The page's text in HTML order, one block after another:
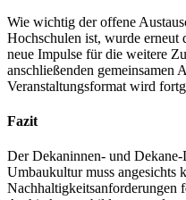
Wie wichtig der offene
Hochschulen ist, wurde erneut
neue Impulse für die weitere
anschließenden gemeinsamen
Veranstaltungsformat wird
Fazit
Der Dekaninnen- und
Umbaukultur muss angesichts
Nachhaltigkeitsanforderungen